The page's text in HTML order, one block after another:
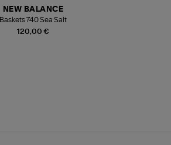
120,00 €
NEW BALANCE
Baskets 740 Sea Salt